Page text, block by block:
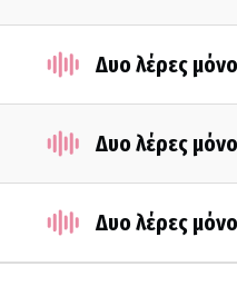
Δυο λέρες
Δυο λέρες
Δυο λέρες